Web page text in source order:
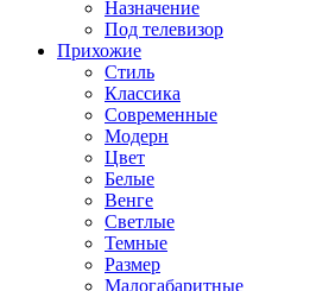
Назначение
Под телевизор
Прихожие
Стиль
Классика
Современные
Модерн
Цвет
Белые
Венге
Светлые
Темные
Размер
Малогабаритные